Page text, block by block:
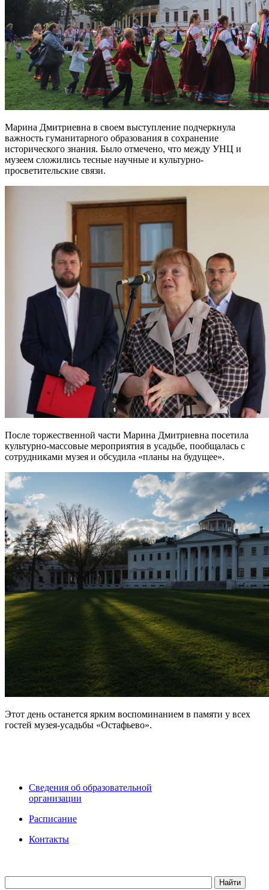
Марина Дмитриевна в своем выступление подчеркнула
важность гуманитарного образования в сохранение
исторического знания. Было отмечено, что между УНЦ и
музеем сложились тесные научные и культурно-
просветительские связи.
После торжественной части Марина Дмитриевна посетила
культурно-массовые мероприятия в усадьбе, пообщалась с
сотрудниками музея и обсудила «планы на будущее».
Этот день останется ярким воспоминанием в памяти у всех
гостей музея-усадьбы «Остафьево».
Сведения об образовательной
организации
Расписание
Контакты